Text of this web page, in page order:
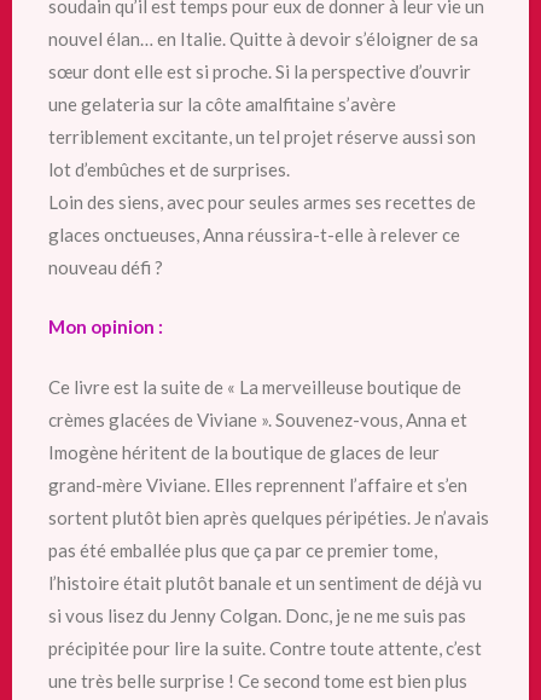
soudain qu’il est temps pour eux de donner à leur vie un
nouvel élan… en Italie. Quitte à devoir s’éloigner de sa
sœur dont elle est si proche. Si la perspective d’ouvrir
une gelateria sur la côte amalfitaine s’avère
terriblement excitante, un tel projet réserve aussi son
lot d’embûches et de surprises.
Loin des siens, avec pour seules armes ses recettes de
glaces onctueuses, Anna réussira-t-elle à relever ce
nouveau défi ?
Mon opinion :
Ce livre est la suite de « La merveilleuse boutique de
crèmes glacées de Viviane ». Souvenez-vous, Anna et
Imogène héritent de la boutique de glaces de leur
grand-mère Viviane. Elles reprennent l’affaire et s’en
sortent plutôt bien après quelques péripéties. Je n’avais
pas été emballée plus que ça par ce premier tome,
l’histoire était plutôt banale et un sentiment de déjà vu
si vous lisez du Jenny Colgan. Donc, je ne me suis pas
précipitée pour lire la suite. Contre toute attente, c’est
une très belle surprise ! Ce second tome est bien plus